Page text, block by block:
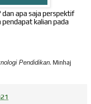
dan apa saja perspektif
pendapat kalian pada
Pendidikan. Minhaj